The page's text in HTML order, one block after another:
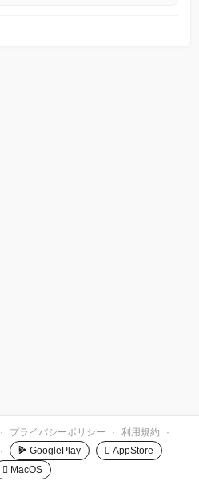
· プライバシーポリシー · 利用規約
·
· GooglePlay
 AppStore
 MacOS